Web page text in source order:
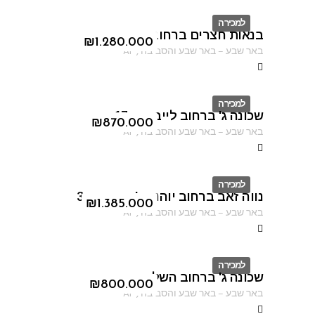
למכירה
ID
₪1.280.000
בנאות חצרים ברחוב נחום גוטמן
באר שבע–באר שבע והסביבה ,
AF
למכירה
ID
₪870.000
שכונה ג' ברחוב לייב יפה 17
באר שבע–באר שבע והסביבה ,
AF
למכירה
ID
₪1.385.000
נווה זאב ברחוב יוהנה ז'בוטינסקי 3
באר שבע–באר שבע והסביבה ,
AF
למכירה
ID
₪800.000
שכונה ג' ברחוב השלום
באר שבע–באר שבע והסביבה ,
AF